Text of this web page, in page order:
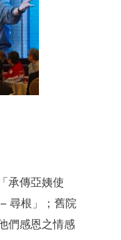
承傳亞姨使
尋根」；舊院
們感恩之情感